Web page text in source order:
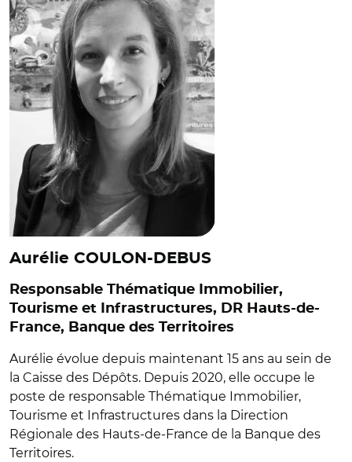
Aurélie COULON-DEBUS
Responsable Thématique Immobilier,
Tourisme et Infrastructures, DR Hauts-de-
France, Banque des Territoires
Aurélie évolue depuis maintenant 15 ans au sein de
la Caisse des Dépôts. Depuis 2020, elle occupe le
poste de responsable Thématique Immobilier,
Tourisme et Infrastructures dans la Direction
Régionale des Hauts-de-France de la Banque des
Territoires.